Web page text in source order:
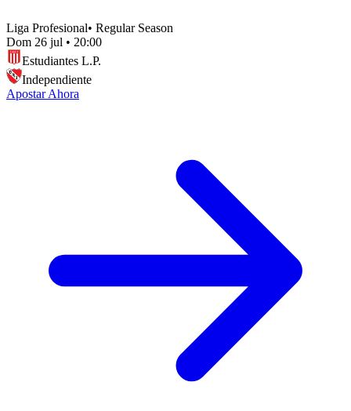
Liga Profesional• Regular Season
Dom 26 jul • 20:00
Estudiantes L.P.
Independiente
Apostar Ahora